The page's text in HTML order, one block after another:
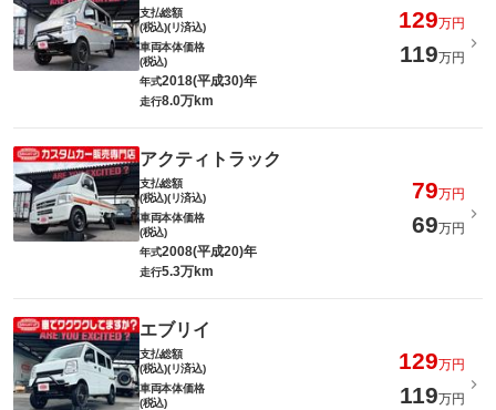
支払総額
(税込)(リ済込)
129万円
車両本体価格
(税込)
119万円
年式2018(平成30)年
走行8.0万km
アクティトラック
支払総額
(税込)(リ済込)
79万円
車両本体価格
(税込)
69万円
年式2008(平成20)年
走行5.3万km
エブリイ
支払総額
(税込)(リ済込)
129万円
車両本体価格
(税込)
119万円